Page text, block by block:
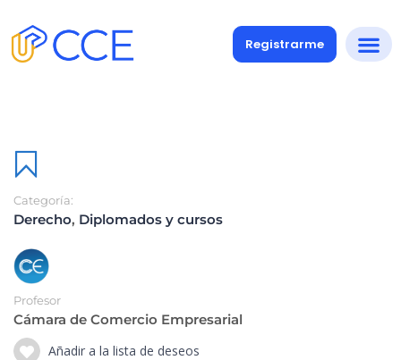
Registrarme
Categoría:
Derecho, Diplomados y cursos
Profesor
Cámara de Comercio Empresarial
Añadir a la lista de deseos